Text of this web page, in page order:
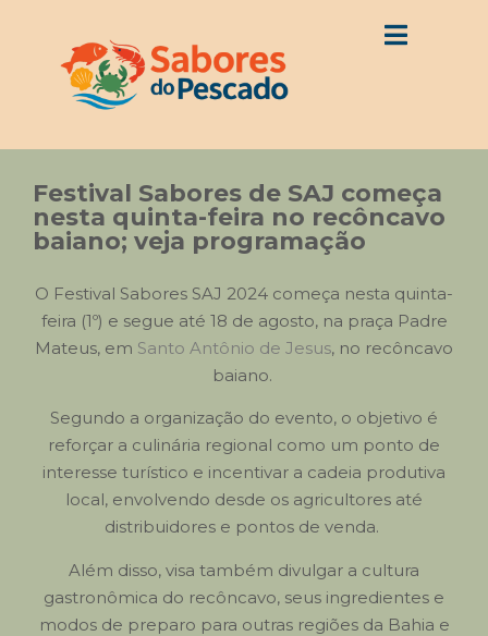
Festival Sabores de SAJ começa
nesta quinta-feira no recôncavo
baiano; veja programação
O Festival Sabores SAJ 2024 começa nesta quinta-
feira (1º) e segue até 18 de agosto, na praça Padre
Mateus, em Santo Antônio de Jesus, no recôncavo
baiano.
Segundo a organização do evento, o objetivo é
reforçar a culinária regional como um ponto de
interesse turístico e incentivar a cadeia produtiva
local, envolvendo desde os agricultores até
distribuidores e pontos de venda.
Além disso, visa também divulgar a cultura
gastronômica do recôncavo, seus ingredientes e
modos de preparo para outras regiões da Bahia e